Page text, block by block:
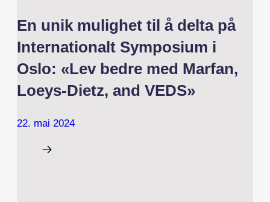
En unik mulighet til å delta på
Internationalt Symposium i
Oslo: «Lev bedre med Marfan,
Loeys-Dietz, and VEDS»
22. mai 2024